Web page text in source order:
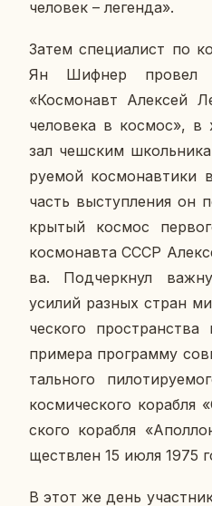
че­ло­век – ле­ген­да».
Затем спе­ци­а­лист по
Ян Шифнер провел
«Кос­мо­навт Алек­сей
че­ло­ве­ка в космос»,
зал чеш­ским
ру­е­мой кос­мо­нав­ти­ки
часть вы­ступ­ле­ния он
кры­тый космос
кос­мо­нав­та СССР
ва. Под­черк­нул
усилий разных стран
че­ско­го
при­ме­ра про­грам­му
таль­но­го
кос­ми­че­ско­го ко­раб­ля
ско­го ко­раб­ля
ществ­лен 15 июля 1975
В этот же день